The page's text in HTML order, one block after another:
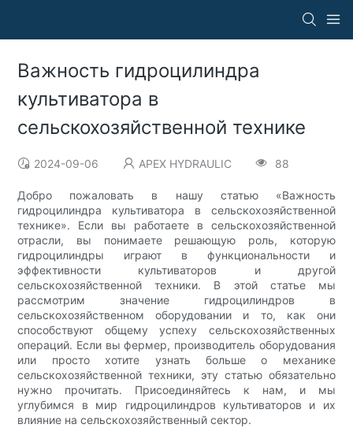
Важность гидроцилиндра
культиватора в
сельскохозяйственной технике
2024-09-06 APEX HYDRAULIC 88
Добро пожаловать в нашу статью «Важность
гидроцилиндра культиватора в сельскохозяйственной
технике». Если вы работаете в сельскохозяйственной
отрасли, вы понимаете решающую роль, которую
гидроцилиндры играют в функциональности и
эффективности культиваторов и другой
сельскохозяйственной техники. В этой статье мы
рассмотрим значение гидроцилиндров в
сельскохозяйственном оборудовании и то, как они
способствуют общему успеху сельскохозяйственных
операций. Если вы фермер, производитель оборудования
или просто хотите узнать больше о механике
сельскохозяйственной техники, эту статью обязательно
нужно прочитать. Присоединяйтесь к нам, и мы
углубимся в мир гидроцилиндров культиваторов и их
влияние на сельскохозяйственный сектор.